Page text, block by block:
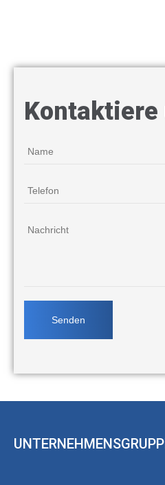
Kontaktiere
Name
Telefon
Nachricht